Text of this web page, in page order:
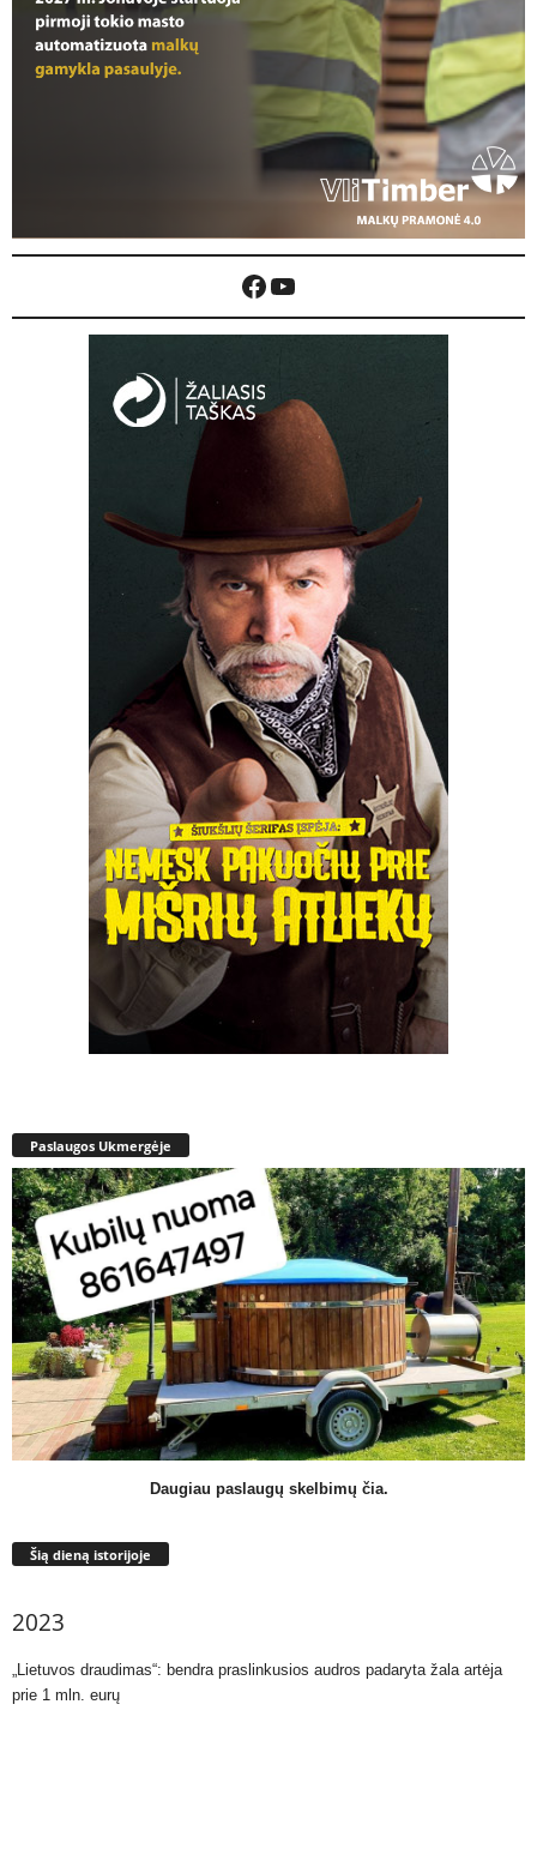
Facebook
YouTube
Paslaugos Ukmergėje
Daugiau paslaugų skelbimų čia.
Šią dieną istorijoje
2023
„Lietuvos draudimas“: bendra praslinkusios audros padaryta žala artėja
prie 1 mln. eurų